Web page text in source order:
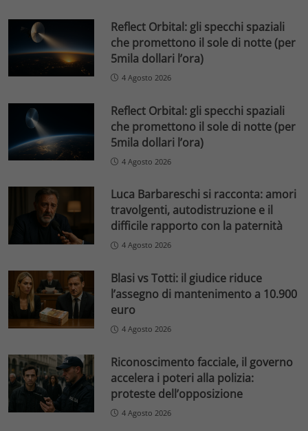
Reflect Orbital: gli specchi spaziali
che promettono il sole di notte (per
5mila dollari l’ora)
4 Agosto 2026
Reflect Orbital: gli specchi spaziali
che promettono il sole di notte (per
5mila dollari l’ora)
4 Agosto 2026
Luca Barbareschi si racconta: amori
travolgenti, autodistruzione e il
difficile rapporto con la paternità
4 Agosto 2026
Blasi vs Totti: il giudice riduce
l’assegno di mantenimento a 10.900
euro
4 Agosto 2026
Riconoscimento facciale, il governo
accelera i poteri alla polizia:
proteste dell’opposizione
4 Agosto 2026